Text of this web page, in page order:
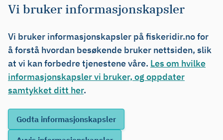
Vi bruker informasjonskapsler
Vi bruker informasjonskapsler på fiskeridir.no for
å forstå hvordan besøkende bruker nettsiden, slik
at vi kan forbedre tjenestene våre. Les om hvilke
informasjonskapsler vi bruker, og oppdater
samtykket ditt her.